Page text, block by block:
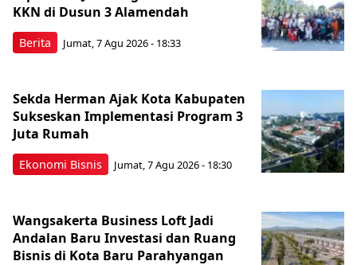
Berita
KKN di Dusun 3 Alamendah
Jumat, 7 Agu 2026 - 18:33
Ekonomi Bisnis
Sekda Herman Ajak Kota Kabupaten
Sukseskan Implementasi Program 3
Juta Rumah
Jumat, 7 Agu 2026 - 18:30
Wangsakerta Business Loft Jadi
Andalan Baru Investasi dan Ruang
Bisnis di Kota Baru Parahyangan